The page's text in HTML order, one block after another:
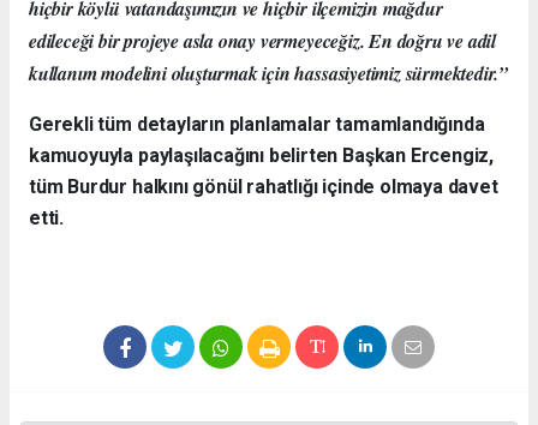
hiçbir köylü vatandaşımızın ve hiçbir ilçemizin mağdur
edileceği bir projeye asla onay vermeyeceğiz. En doğru ve adil
kullanım modelini oluşturmak için hassasiyetimiz sürmektedir.”
Gerekli tüm detayların planlamalar tamamlandığında
kamuoyuyla paylaşılacağını belirten Başkan Ercengiz,
tüm Burdur halkını gönül rahatlığı içinde olmaya davet
etti.